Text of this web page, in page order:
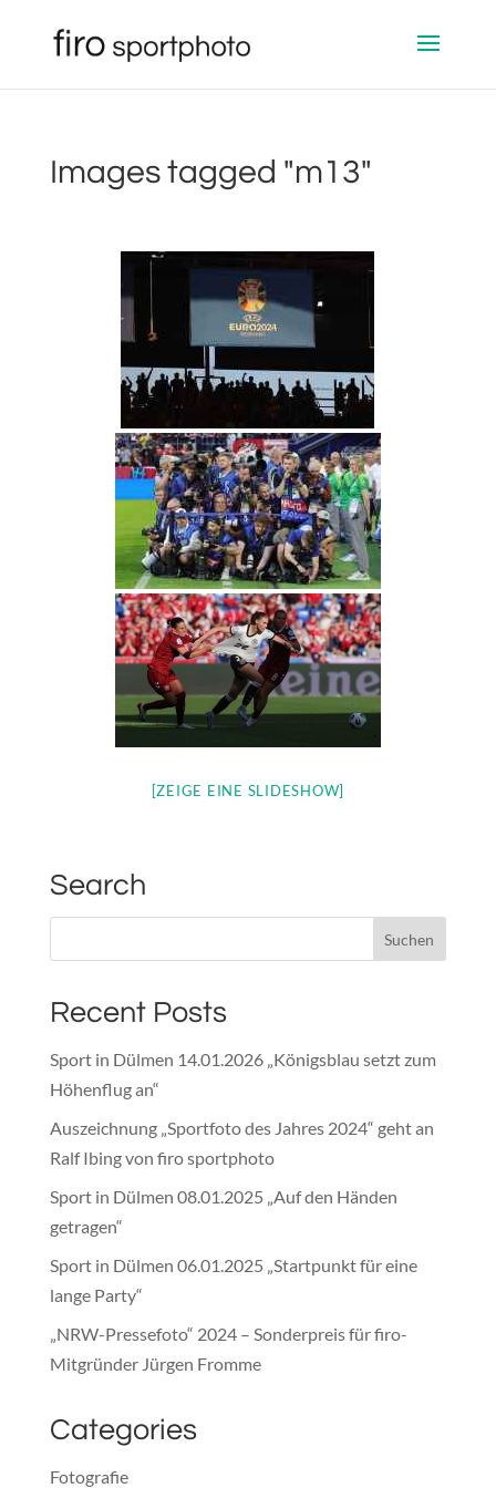
Images tagged "m13"
[ZEIGE EINE SLIDESHOW]
Search
Recent Posts
Sport in Dülmen 14.01.2026 „Königsblau setzt zum
Höhenflug an“
Auszeichnung „Sportfoto des Jahres 2024“ geht an
Ralf Ibing von firo sportphoto
Sport in Dülmen 08.01.2025 „Auf den Händen
getragen“
Sport in Dülmen 06.01.2025 „Startpunkt für eine
lange Party“
„NRW-Pressefoto“ 2024 – Sonderpreis für firo-
Mitgründer Jürgen Fromme
Categories
Fotografie